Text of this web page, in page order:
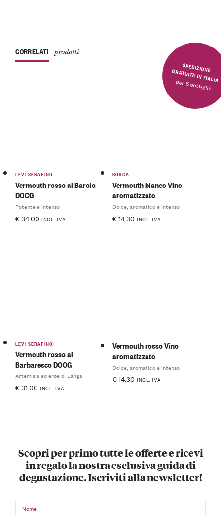
SPEDIZIONE GRATUITA IN ITALIA
per 6 bottiglie
CORRELATI prodotti
LEVI SERAFINO
Vermouth rosso al Barolo
DOCG
Potente e intenso
€34.00 INCL. IVA
BOSCA
Vermouth bianco Vino
aromatizzato
Dolce, aromatico e intenso
€14.30 INCL. IVA
LEVI SERAFINO
Vermouth rosso al
Barbaresco DOCG
Artemisia ed erbe di Langa
€31.00 INCL. IVA
Vermouth rosso Vino
aromatizzato
Dolce, aromatico e intenso
€14.30 INCL. IVA
Scopri per primo tutte le offerte e ricevi
in regalo la nostra esclusiva guida di
degustazione. Iscriviti alla newsletter!
Nome